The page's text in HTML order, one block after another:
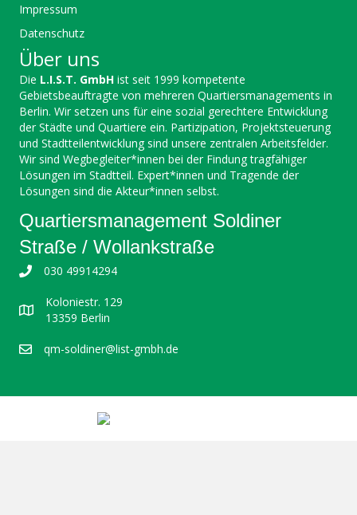
Impressum
Datenschutz
Über uns
Die L.I.S.T. GmbH ist seit 1999 kompetente
Gebietsbeauftragte von mehreren Quartiersmanagements in
Berlin. Wir setzen uns für eine sozial gerechtere Entwicklung
der Städte und Quartiere ein. Partizipation, Projektsteuerung
und Stadtteilentwicklung sind unsere zentralen Arbeitsfelder.
Wir sind Wegbegleiter*innen bei der Findung tragfähiger
Lösungen im Stadtteil. Expert*innen und Tragende der
Lösungen sind die Akteur*innen selbst.
Quartiersmanagement Soldiner
Straße / Wollankstraße
030 49914294
Koloniestr. 129
13359 Berlin
qm-soldiner@list-gmbh.de